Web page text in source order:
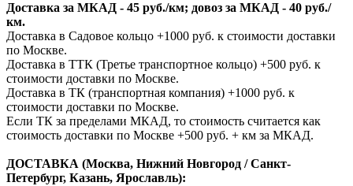
Доставка за МКАД - 45 руб./км; довоз за МКАД - 40 руб./
км.
Доставка в Садовое кольцо +1000 руб. к стоимости доставки
по Москве.
Доставка в ТТК (Третье транспортное кольцо) +500 руб. к
стоимости доставки по Москве.
Доставка в ТК (транспортная компания) +1000 руб. к
стоимости доставки по Москве.
Если ТК за пределами МКАД, то стоимость считается как
стоимость доставки по Москве +500 руб. + км за МКАД.
ДОСТАВКА (Москва, Нижний Новгород / Санкт-
Петербург, Казань, Ярославль):